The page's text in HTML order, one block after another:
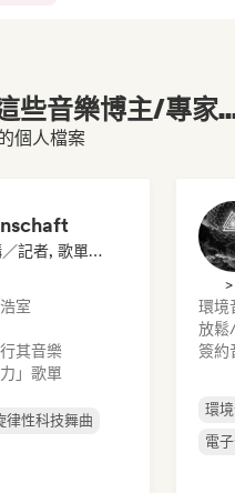
些音樂博主/專家
個人檔案
廠牌, 媒體機構／記者, 歌單音樂博主
室
其音樂
」歌單
律性科技舞曲
環境
放鬆
簽約
環
電